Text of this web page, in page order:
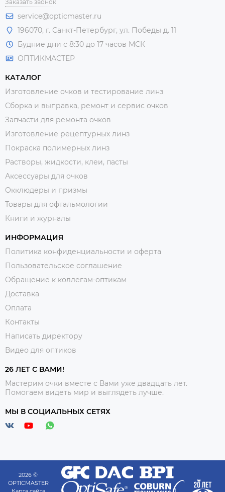
Заказать звонок
service@opticmaster.ru
196070, г. Санкт-Петербург, ул. Победы д. 11
Будние дни с 8:30 до 17 часов МСК
ОПТИКМАСТЕР
КАТАЛОГ
Изготовление очков и тестирование линз
Сборка и выправка, ремонт и сервис очков
Запчасти для ремонта очков
Изготовление рецептурных линз
Покраска полимерных линз
Растворы, жидкости, клеи, пасты
Аксессуары для очков
Окклюдеры и призмы
Товары для офтальмологии
Книги и журналы
ИНФОРМАЦИЯ
Политика конфиденциальности и оферта
Пользовательское соглашение
Обращение к коллегам-оптикам
Доставка
Оплата
Контакты
Написать директору
Видео для оптиков
26 ЛЕТ С ВАМИ!
Мастерим очки вместе с Вами уже двадцать лет.
Помогаем видеть мир и выглядеть лучше.
МЫ В СОЦИАЛЬНЫХ СЕТЯХ
2026 ©
OPTICMASTER